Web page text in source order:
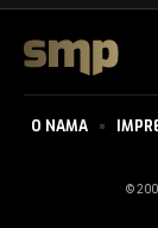
©
O NAMA